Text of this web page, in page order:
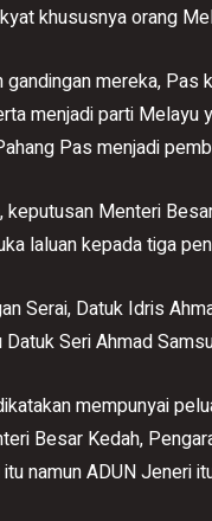
khususnya orang
mereka,
menjadi parti
Pas menjadi
Menteri
laluan kepada tiga
Serai, Datuk Idris
Seri Ahmad
mempunyai
Besar Kedah,
namun ADUN Jeneri